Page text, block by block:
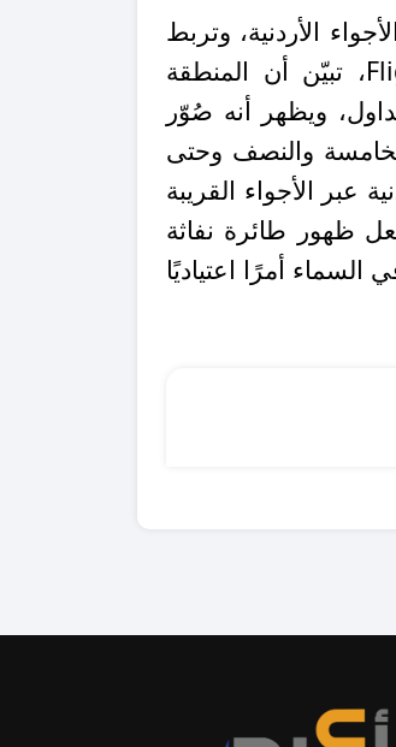
الأردنية، وتربط
، تبيّن أن المنطقة
ويظهر أنه صُوّر
والنصف وحتى
الأجواء القريبة
ظهور طائرة نفاثة